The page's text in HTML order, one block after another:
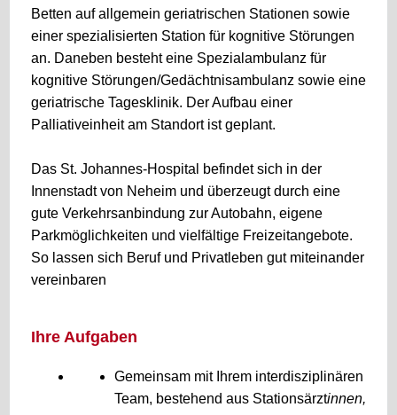
Betten auf allgemein geriatrischen Stationen sowie
einer spezialisierten Station für kognitive Störungen
an. Daneben besteht eine Spezialambulanz für
kognitive Störungen/Gedächtnisambulanz sowie eine
geriatrische Tagesklinik. Der Aufbau einer
Palliativeinheit am Standort ist geplant.
Das St. Johannes-Hospital befindet sich in der
Innenstadt von Neheim und überzeugt durch eine
gute Verkehrsanbindung zur Autobahn, eigene
Parkmöglichkeiten und vielfältige Freizeitangebote.
So lassen sich Beruf und Privatleben gut miteinander
vereinbaren
Ihre Aufgaben
Gemeinsam mit Ihrem interdisziplinären
Team, bestehend aus Stationsärztinnen,